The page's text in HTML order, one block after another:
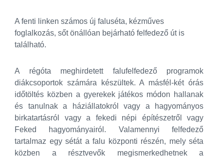
A fenti linken számos új faluséta, kézműves
foglalkozás, sőt önállóan bejárható felfedező út is
található.
A régóta meghirdetett falufelfedező programok
diákcsoportok számára készültek. A másfél-két órás
időtöltés közben a gyerekek játékos módon hallanak
és tanulnak a háziállatokról vagy a hagyományos
birkatartásról vagy a fekedi népi építészetről vagy
Feked hagyományairól. Valamennyi felfedező
tartalmaz egy sétát a falu központi részén, mely séta
közben a résztvevők megismerkedhetnek a